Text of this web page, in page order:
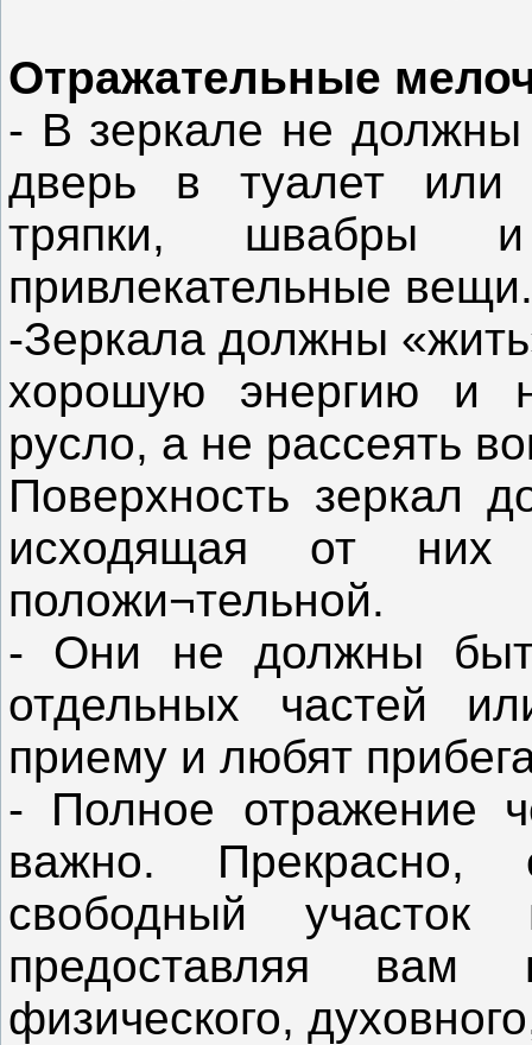
Отражательные
- В зеркале не должны
дверь в туалет или
тряпки, швабры
привлекательные вещи.
-Зеркала должны
хорошую энергию и
русло, а не рассеять
Поверхность зеркал
исходящая от них
положи¬тельной.
- Они не должны
отдельных частей
приему и любят
- Полное отражение
важно. Прекрасно,
свободный
предоставляя вам
физического,